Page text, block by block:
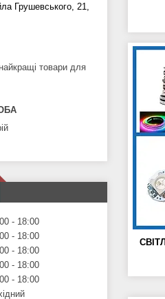
Грушевського, 21,
товари для
18:00
18:00
18:00
18:00
18:00